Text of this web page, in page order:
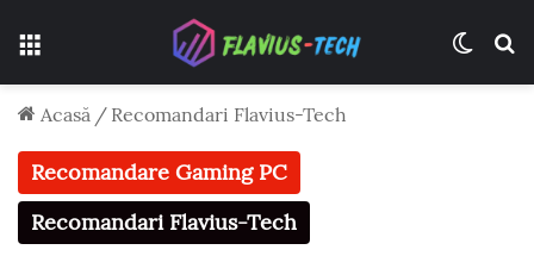
Acasă / Recomandari Flavius-Tech
Recomandare Gaming PC
Recomandari Flavius-Tech